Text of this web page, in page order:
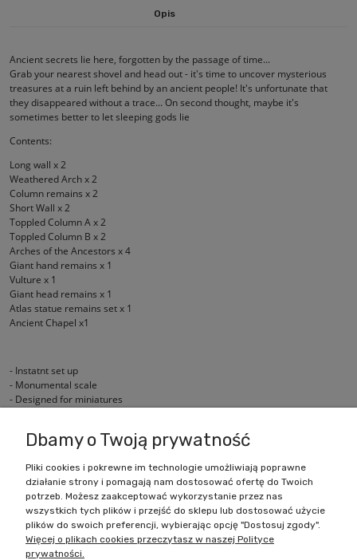
Opis
Ancient secrets lie here, forgotten by the passage of time...
Grab your nearest shovel and head out - it's time to uncover mysterious
treasures at a ruin left behind by an ancient people! It's unfortunate that
they disappeared without a trace... On second thought, maybe it's
sometimes better to let sleeping gods lie
Contents:
Long wall x 2
Weathered Arch x 2
Column remains x 2
Short Wall x 2
Toppled Column A x 2
Toppled Column B x 2
Arches of the Ancestors x 4
Giant hand remains x 1
Vulture x 1
Giant head remains x 1
Atlas statue remains set x 1
Ancient Chapel x1
- Instatnt set up
- Monumental scale
- Designed for miniatures
Zakupy
Pomoc
Dbamy o Twoją prywatność
Pliki cookies i pokrewne im technologie umożliwiają poprawne
działanie strony i pomagają nam dostosować ofertę do Twoich
potrzeb. Możesz zaakceptować wykorzystanie przez nas
wszystkich tych plików i przejść do sklepu lub dostosować użycie
plików do swoich preferencji, wybierając opcję "Dostosuj zgody".
Więcej o plikach cookies przeczytasz w naszej Polityce
prywatności.